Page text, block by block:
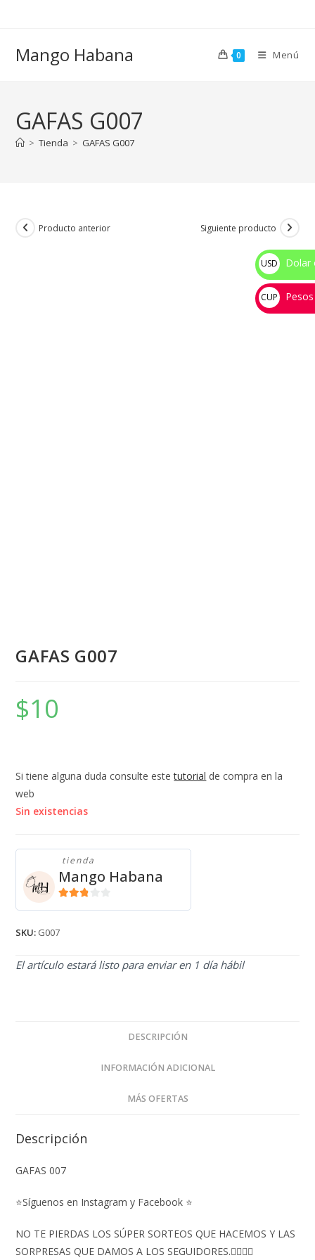
Mango Habana 0 Menú
GAFAS G007
> Tienda > GAFAS G007
Producto anterior Siguiente producto
GAFAS G007
$10
Si tiene alguna duda consulte estetutorial de compra en la
web
Sin existencias
tienda
Mango Habana
SKU: G007
El artículo estará listo para enviar en 1 día hábil
DESCRIPCIÓN
INFORMACIÓN ADICIONAL
MÁS OFERTAS
Descripción
GAFAS 007
⭐Síguenos en Instagram y Facebook ⭐
NO TE PIERDAS LOS SÚPER SORTEOS QUE HACEMOS Y LAS
SORPRESAS QUE DAMOS A LOS SEGUIDORES.👇🏻👇🏻
USD
$
Dolar
CUP
💰
Pesos